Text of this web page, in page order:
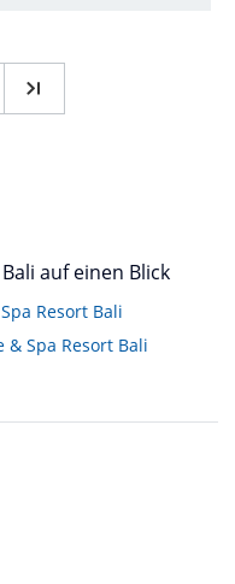
auf einen Blick
Resort Bali
& Spa Resort Bali